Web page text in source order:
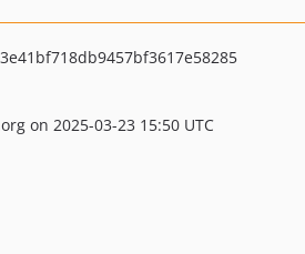
on 2025-03-23 15:50 UTC